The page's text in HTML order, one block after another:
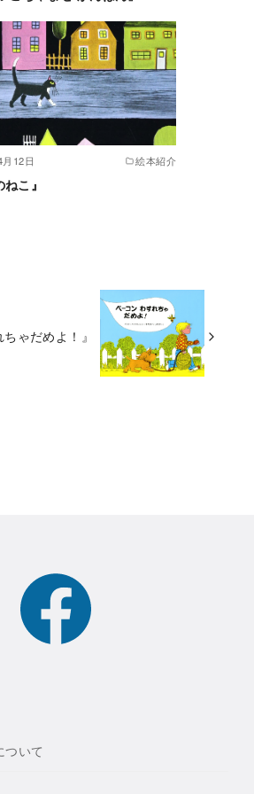
12日 絵本紹介
ねこ』
ゃだめよ！』
ついて